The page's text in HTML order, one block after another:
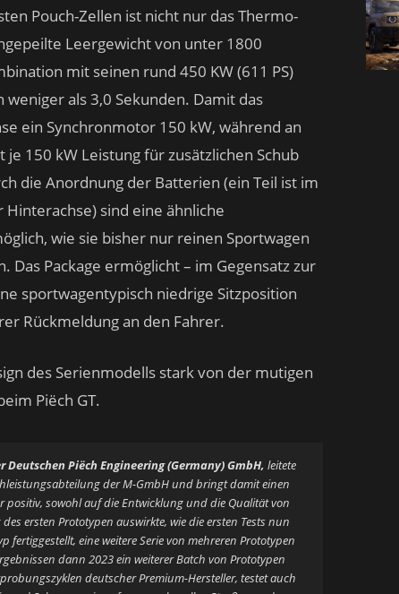
Pouch-Zellen ist nicht nur das Thermo-
Leergewicht von unter 1800
mit seinen rund 450 KW (611 PS)
als 3,0 Sekunden. Damit das
ein Synchronmotor 150 kW, während an
150 kW Leistung für zusätzlichen Schub
die Anordnung der Batterien (ein Teil ist im
sind eine ähnliche
wie sie bisher nur reinen Sportwagen
Package ermöglicht – im Gegensatz zur
sportwagentypisch niedrige Sitzposition
Rückmeldung an den Fahrer.
des Serienmodells stark von der mutigen
Piëch GT.
Piëch Engineering (Germany) GmbH, leitete
der M-GmbH und bringt damit einen
sowohl auf die Entwicklung und die Qualität von
ersten Prototypen auswirkte, wie die ersten Tests nun
fertiggestellt, eine weitere Serie von mehreren Prototypen
dann 2023 ein weiterer Batch von Prototypen
deutscher Premium-Hersteller, testet auch